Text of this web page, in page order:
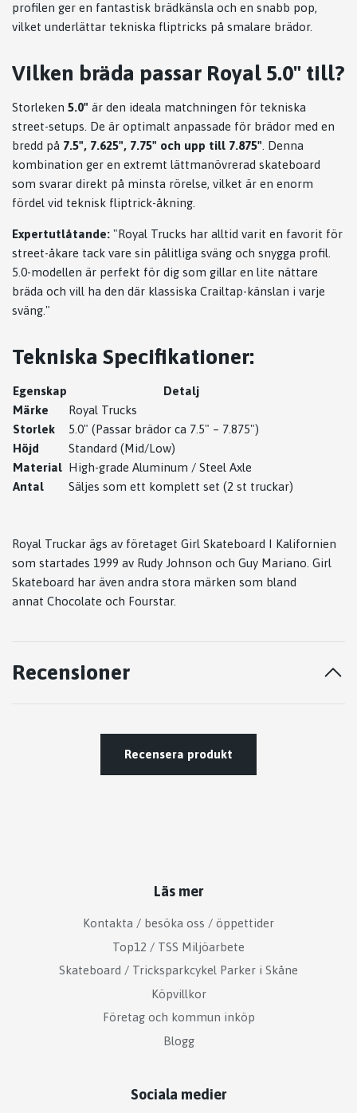
profilen ger en fantastisk brädkänsla och en snabb pop,
vilket underlättar tekniska fliptricks på smalare brädor.
Vilken bräda passar Royal 5.0" till?
Storleken 5.0" är den ideala matchningen för tekniska
street-setups. De är optimalt anpassade för brädor med en
bredd på 7.5", 7.625", 7.75" och upp till 7.875" . Denna
kombination ger en extremt lättmanövrerad skateboard
som svarar direkt på minsta rörelse, vilket är en enorm
fördel vid teknisk fliptrick-åkning.
Expertutlåtande: "Royal Trucks har alltid varit en favorit för
street-åkare tack vare sin pålitliga sväng och snygga profil.
5.0-modellen är perfekt för dig som gillar en lite nättare
bräda och vill ha den där klassiska Crailtap-känslan i varje
sväng."
Tekniska Specifikationer:
Egenskap
Detalj
Märke
Royal Trucks
Storlek
5.0" (Passar brädor ca 7.5" – 7.875")
Höjd
Standard (Mid/Low)
Material High-grade Aluminum / Steel Axle
Antal
Säljes som ett komplett set (2 st truckar)
Royal Truckar ägs av företaget Girl Skateboard I Kalifornien
som startades 1999 av Rudy Johnson och Guy Mariano. Girl
Skateboard har även andra stora märken som bland
annat Chocolate och Fourstar.
Recensioner
Recensera produkt
Läs mer
Kontakta / besöka oss / öppettider
Top12 / TSS Miljöarbete
Skateboard / Tricksparkcykel Parker i Skåne
Köpvillkor
Företag och kommun inköp
Blogg
Sociala medier